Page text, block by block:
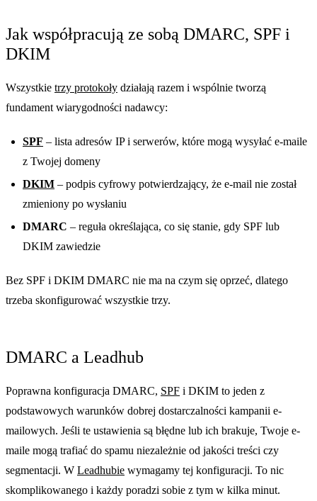
Jak współpracują ze sobą DMARC, SPF i
DKIM
Wszystkie trzy protokoły działają razem i wspólnie tworzą
fundament wiarygodności nadawcy:
SPF – lista adresów IP i serwerów, które mogą wysyłać e-maile
z Twojej domeny
DKIM – podpis cyfrowy potwierdzający, że e-mail nie został
zmieniony po wysłaniu
DMARC – reguła określająca, co się stanie, gdy SPF lub
DKIM zawiedzie
Bez SPF i DKIM DMARC nie ma na czym się oprzeć, dlatego
trzeba skonfigurować wszystkie trzy.
DMARC a Leadhub
Poprawna konfiguracja DMARC, SPF i DKIM to jeden z
podstawowych warunków dobrej dostarczalności kampanii e-
mailowych. Jeśli te ustawienia są błędne lub ich brakuje, Twoje e-
maile mogą trafiać do spamu niezależnie od jakości treści czy
segmentacji. W Leadhubie wymagamy tej konfiguracji. To nic
skomplikowanego i każdy poradzi sobie z tym w kilka minut.